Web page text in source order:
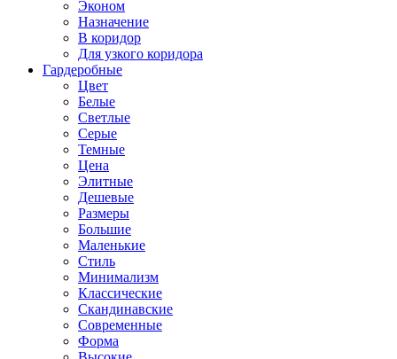
Эконом
Назначение
В коридор
Для узкого коридора
Гардеробные
Цвет
Белые
Светлые
Серые
Темные
Цена
Элитные
Дешевые
Размеры
Большие
Маленькие
Стиль
Минимализм
Классические
Скандинавские
Современные
Форма